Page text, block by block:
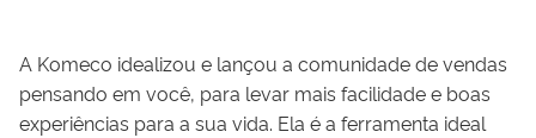
A Komeco idealizou e lançou a comunidade de vendas
pensando em você, para levar mais facilidade e boas
experiências para a sua vida. Ela é a ferramenta ideal